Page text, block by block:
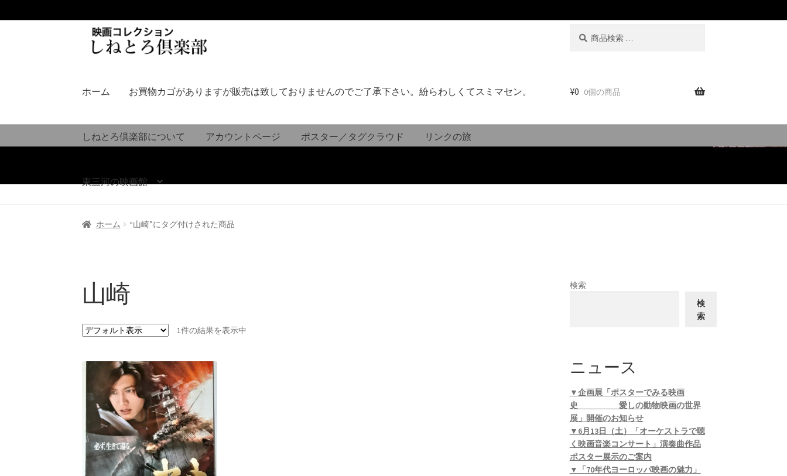
シ
へ
ス
ッ
ツ
キ
ッ
ホーム お買物カゴがありますが販売は致しておりませんのでご了承下さい。紛らわしくてスミマセン。
しねとろ倶楽部について アカウントページ ポスター／タグクラウド リンクの旅
東三河の映画館
¥0 0個の商品
ホーム “山崎”にタグ付けされた商品
山崎
1件の結果を表示中
検索
検
索
ニュース
▼企画展「ポスターでみる映画
史 愛しの動物映画の世界
展」開催のお知らせ
▼6月13日（土）「オーケストラで聴
く映画音楽コンサート」演奏曲作品
ポスター展示のご案内
▼「70年代ヨーロッパ映画の魅力」